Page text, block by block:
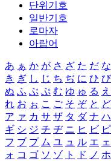
단위기호
일반기호
로마자
아랍어
あ ぁ か が さ ざ た だ な
き ぎ し じ ち ぢ に ひ び
ぬ ふ ぶ ぷ む ゆ ゅ る え
れ お ぉ こ ご そ ぞ と ど
ア ァ カ サ ザ タ ダ ナ ハ
ギ シ ジ チ ヂ ニ ヒ ビ ピ
フ ブ プ ム ユ ュ ル エ ェ
ォ コ ゴ ソ ゾ ト ド ノ ホ